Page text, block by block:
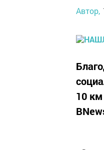
Автор,
10